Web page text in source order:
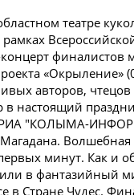
театре
концерт финалистов
«Окрыление»
авторов,
в настоящий
"КОЛЫМА-
Волшебная
минут. Как и
в фантазийный
в Стране Чудес.